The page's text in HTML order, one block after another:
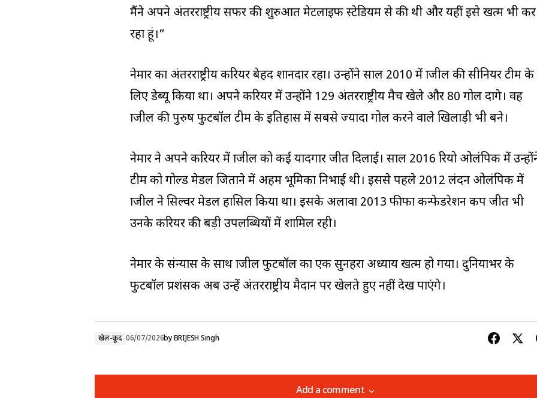
मैंने अपने अंतरराष्ट्रीय सफर की शुरुआत मेटलाइफ स्टेडियम से की थी और यहीं इसे खत्म भी कर
रहा हूं।”
नेमार का अंतरराष्ट्रीय करियर बेहद शानदार रहा। उन्होंने साल 2010 में ब्राजील की सीनियर टीम के
लिए डेब्यू किया था। अपने करियर में उन्होंने 129 अंतरराष्ट्रीय मैच खेले और 80 गोल दागे। वह
ब्राजील की पुरुष फुटबॉल टीम के इतिहास में सबसे ज्यादा गोल करने वाले खिलाड़ी भी बने।
नेमार ने अपने करियर में ब्राजील को कई यादगार जीत दिलाईं। साल 2016 रियो ओलंपिक में
टीम को गोल्ड मेडल जिताने में अहम भूमिका निभाई थी। इससे पहले 2012 लंदन ओलंपिक में
ब्राजील ने सिल्वर मेडल हासिल किया था। इसके अलावा 2013 फीफा कन्फेडरेशन कप जीत भी
उनके करियर की बड़ी उपलब्धियों में शामिल रही।
नेमार के संन्यास के साथ ब्राजील फुटबॉल का एक सुनहरा अध्याय खत्म हो गया। दुनियाभर के
फुटबॉल प्रशंसक अब उन्हें अंतरराष्ट्रीय मैदान पर खेलते हुए नहीं देख पाएंगे।
खेल-कूद 06/07/2026byBRIJESH Singh
Add a comment